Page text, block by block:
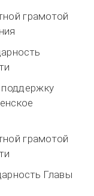
грамотой
поддержку
грамотой
Главы